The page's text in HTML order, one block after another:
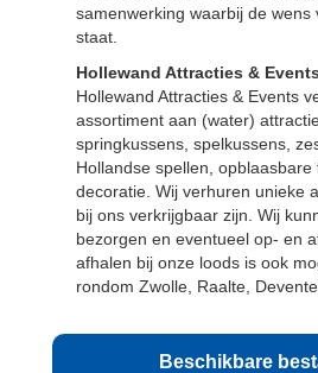
samenwerking waarbij de wens
staat.
Hollewand Attracties & Events
Hollewand Attracties & Events
assortiment aan (water)
springkussens, spelkussens,
Hollandse spellen, opblaasbare
decoratie. Wij verhuren unieke
bij ons verkrijgbaar zijn. Wij
bezorgen en eventueel op- en
afhalen bij onze loods is ook
rondom Zwolle, Raalte,
Beschikbare